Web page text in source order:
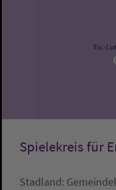
Spielekreis für
Stadland: